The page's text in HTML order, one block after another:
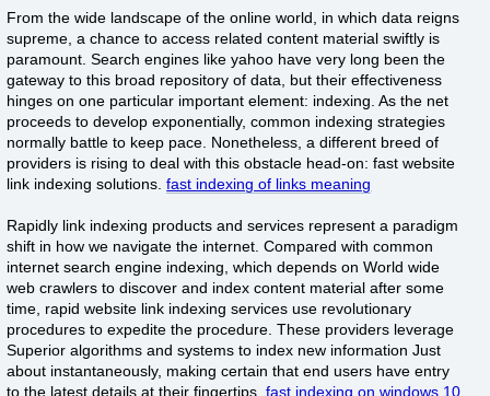
From the wide landscape of the online world, in which data reigns
supreme, a chance to access related content material swiftly is
paramount. Search engines like yahoo have very long been the
gateway to this broad repository of data, but their effectiveness
hinges on one particular important element: indexing. As the net
proceeds to develop exponentially, common indexing strategies
normally battle to keep pace. Nonetheless, a different breed of
providers is rising to deal with this obstacle head-on: fast website
link indexing solutions.fast indexing of links meaning
Rapidly link indexing products and services represent a paradigm
shift in how we navigate the internet. Compared with common
internet search engine indexing, which depends on World wide
web crawlers to discover and index content material after some
time, rapid website link indexing services use revolutionary
procedures to expedite the procedure. These providers leverage
Superior algorithms and systems to index new information Just
about instantaneously, making certain that end users have entry
to the latest details at their fingertips.fast indexing on windows 10